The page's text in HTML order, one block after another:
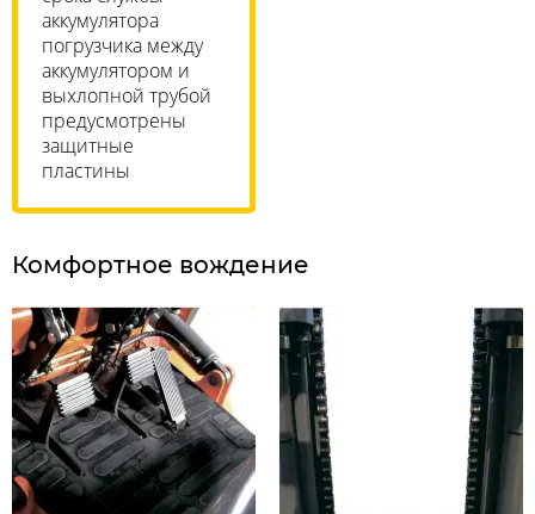
аккумулятора
погрузчика между
аккумулятором и
выхлопной трубой
предусмотрены
защитные
пластины
Комфортное вождение